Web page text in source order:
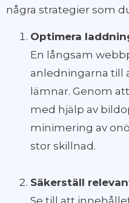
några strategier som
Optimera
En långsam
anledningarna till
lämnar. Genom att
med hjälp av
minimering av
stor skillnad.
Säkerställ